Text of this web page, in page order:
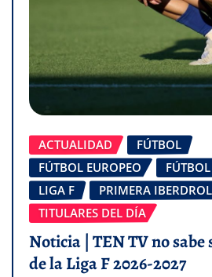
ACTUALIDAD
FÚTBOL
FÚTBOL EUROPEO
LIGA F
PRIMERA
TITULARES DEL DÍA
Noticia | TEN TV no
de la Liga F 2026-2027